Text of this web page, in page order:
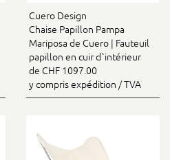
Cuero Design
Chaise Papillon Pampa
Mariposa de Cuero | Fauteuil
papillon en cuir d`intérieur
de CHF 1097.00
y compris expédition / TVA